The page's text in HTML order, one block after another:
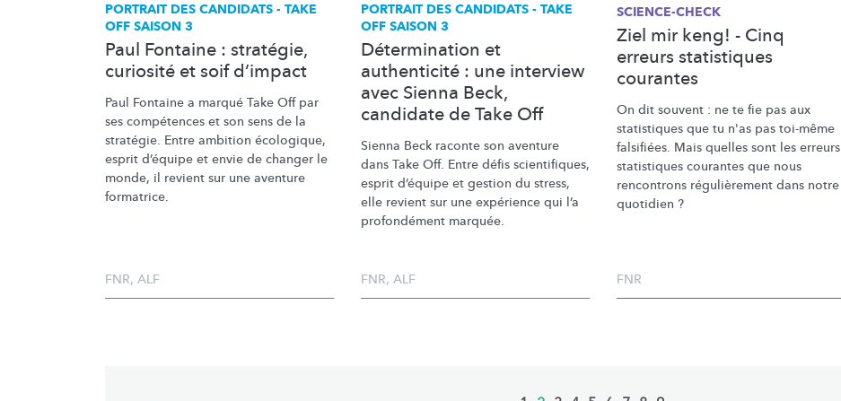
PORTRAIT DES CANDIDATS - TAKE
OFF SAISON 3
Paul Fontaine : stratégie,
curiosité et soif d’impact
Paul Fontaine a marqué Take Off par
ses compétences et son sens de la
stratégie. Entre ambition écologique,
esprit d’équipe et envie de changer le
monde, il revient sur une aventure
formatrice.
FNR, ALF
PORTRAIT DES CANDIDATS - TAKE
OFF SAISON 3
Détermination et
authenticité : une interview
avec Sienna Beck,
candidate de Take Off
Sienna Beck raconte son aventure
dans Take Off. Entre défis scientifiques,
esprit d’équipe et gestion du stress,
elle revient sur une expérience qui l’a
profondément marquée.
FNR, ALF
SCIENCE-CHECK
Ziel mir keng! - Cinq
erreurs statistiques
courantes
On dit souvent : ne te fie pas aux
statistiques que tu n'as pas toi-même
falsifiées. Mais quelles sont les erreurs
statistiques courantes que nous
rencontrons régulièrement dans notre
quotidien ?
FNR